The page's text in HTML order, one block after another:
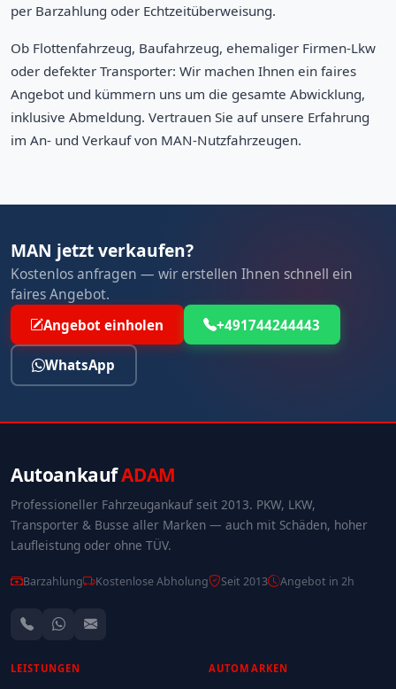
per Barzahlung oder Echtzeitüberweisung.
Ob Flottenfahrzeug, Baufahrzeug, ehemaliger Firmen-Lkw
oder defekter Transporter: Wir machen Ihnen ein faires
Angebot und kümmern uns um die gesamte Abwicklung,
inklusive Abmeldung. Vertrauen Sie auf unsere Erfahrung
im An- und Verkauf von MAN-Nutzfahrzeugen.
MAN jetzt verkaufen?
Kostenlos anfragen — wir erstellen Ihnen schnell ein
faires Angebot.
Angebot einholen +491744244443
WhatsApp
AutoankaufADAM
Professioneller Fahrzeugankauf seit 2013. PKW, LKW,
Transporter & Busse aller Marken — auch mit Schäden, hoher
Laufleistung oder ohne TÜV.
Barzahlung Kostenlose Abholung Seit 2013 Angebot in 2h
LEISTUNGEN AUTOMARKEN